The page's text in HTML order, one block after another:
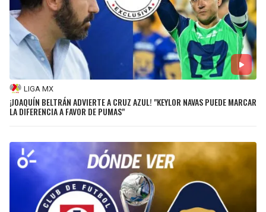
LIGA MX
¡JOAQUÍN BELTRÁN ADVIERTE A CRUZ AZUL! "KEYLOR NAVAS PUEDE MARCAR
LA DIFERENCIA A FAVOR DE PUMAS"